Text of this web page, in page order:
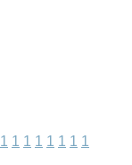
1 1 1 1 1 1 1 1